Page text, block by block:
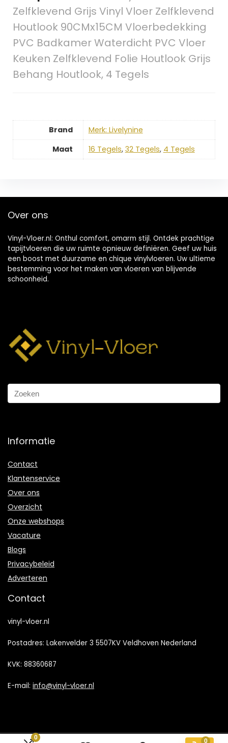
0
0
Zelfklevend Grijs Vinyl Vloer Zelfklevend
Houtlook 90CMx15CM Vloerbedekking
PVC Badkamer Waterdicht PVC Vloer
Keuken Zelfklevend Folie Houtlook Grijs
Behang Houtlook, 4 Tegels
Brand
Merk: Livelynine
Maat
16 Tegels, 32 Tegels, 4 Tegels
Over ons
Vinyl-Vloer.nl: Onthul comfort, omarm stijl. Ontdek prachtige
tapijtvloeren die uw ruimte opnieuw definiëren. Geef uw huis
een boost met duurzame en chique vinylvloeren. Uw ultieme
bestemming voor het maken van vloeren van blijvende
schoonheid.
Informatie
Contact
Klantenservice
Over ons
Overzicht
Onze webshops
Vacature
Blogs
Privacybeleid
Adverteren
Contact
vinyl-vloer.nl
Postadres: Lakenvelder 3 5507KV Veldhoven Nederland
KVK: 88360687
E-mail: info@vinyl-vloer.nl